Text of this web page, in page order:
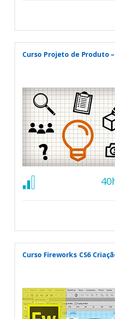
Curso Projeto de Produto
Curso Fireworks CS6